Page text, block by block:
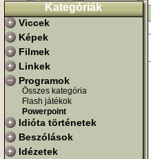
Kategóriák
Viccek
Képek
Filmek
Linkek
Programok
Összes kategória
Flash játékok
Powerpoint
Idióta történetek
Beszólások
Idézetek